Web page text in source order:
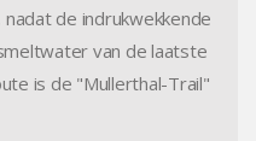
de indrukwekkende
van de laatste
is de "Mullerthal-Trail"